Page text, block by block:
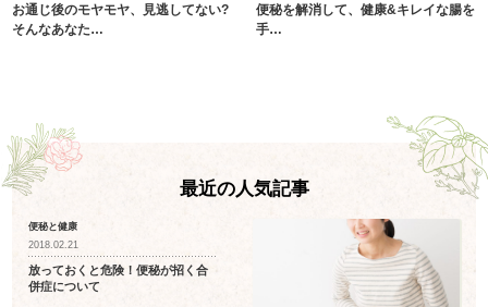
お通じ後のモヤモヤ、見逃してない?
そんなあなた…
便秘を解消して、健康&キレイな腸を
手…
最近の人気記事
便秘と健康
2018.02.21
放っておくと危険！便秘が招く合
併症について